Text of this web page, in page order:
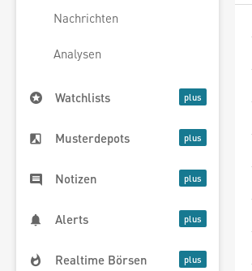
Nachrichten
Analysen
Watchlists
Musterdepots
Notizen
Alerts
Realtime Börsen